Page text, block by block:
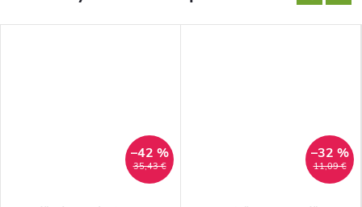
35,43 €
–42 %
11,09 €
–32 %